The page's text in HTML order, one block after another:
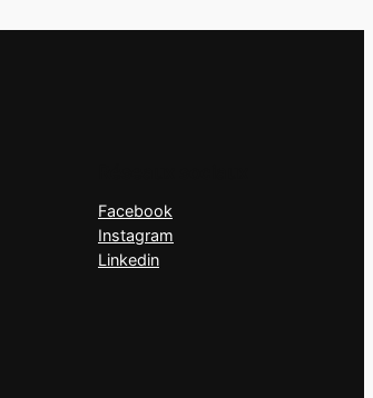
Facebook
Instagram
Linkedin